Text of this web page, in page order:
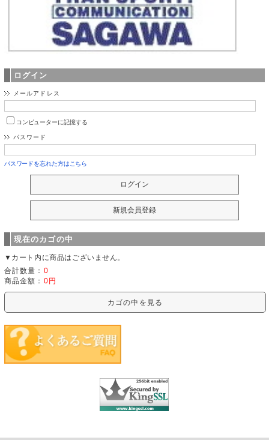
ログイン
メールアドレス
コンピューターに記憶する
パスワード
パスワードを忘れた方はこちら
現在のカゴの中
▼カート内に商品はございません。
合計数量： 0
商品金額： 0円
カゴの中を見る